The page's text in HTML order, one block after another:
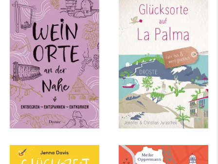
Andreas Werner
Weinorte an der Nahe
mehr Infos …
Christian Juraschek,
Jennifer Juraschek
Glücksorte auf La
Palma
mehr Infos …
Jenna Davis Meike Oppermann